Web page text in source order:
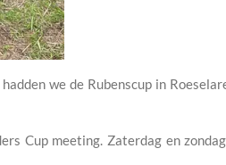
we de Rubenscup in
Cup meeting. Zaterdag en